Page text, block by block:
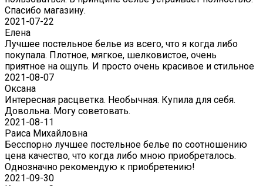
Спасибо магазину.
2021-07-22
Eлена
Лучшее постельное белье из всего, что я когда либо
покупала. Плотное, мягкое, шелковистое, очень
приятное на ощупь. И просто очень красивое и стильное
2021-08-07
Оксана
Интересная расцветка. Необычная. Купила для себя.
Довольна. Могу советовать.
2021-08-11
Раиса Михайловна
Бесспорно лучшее постельное белье по соотношению
цена качество, что когда либо мною приобреталось.
Однозначно рекомендую к приобретению!
2021-09-30